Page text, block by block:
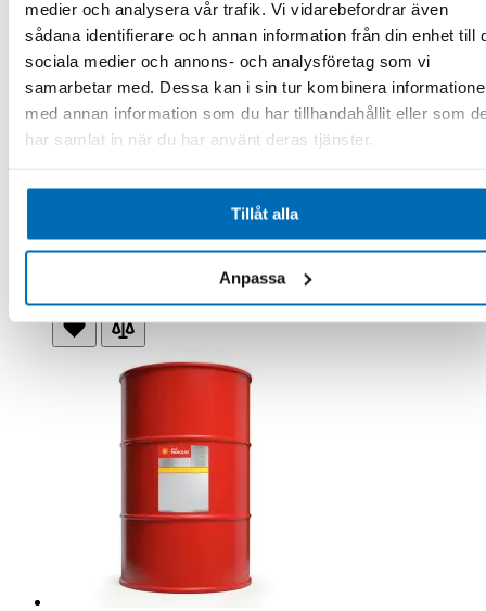
medier och analysera vår trafik. Vi vidarebefordrar även
sådana identifierare och annan information från din enhet till
sociala medier och annons- och analysföretag som vi
samarbetar med. Dessa kan i sin tur kombinera
med annan information som du har tillhandahållit eller som
har samlat in när du har använt deras tjänster.
Tillåt alla
Anpassa
2 690,00 kr Exkl. moms
Lägg till i kundvagn